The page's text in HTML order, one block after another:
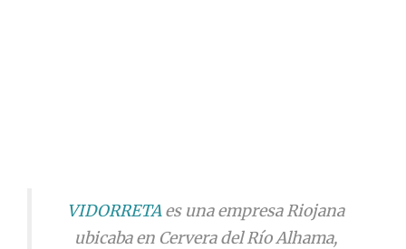
VIDORRETAes una empresa Riojana
ubicaba en Cervera del Río Alhama,